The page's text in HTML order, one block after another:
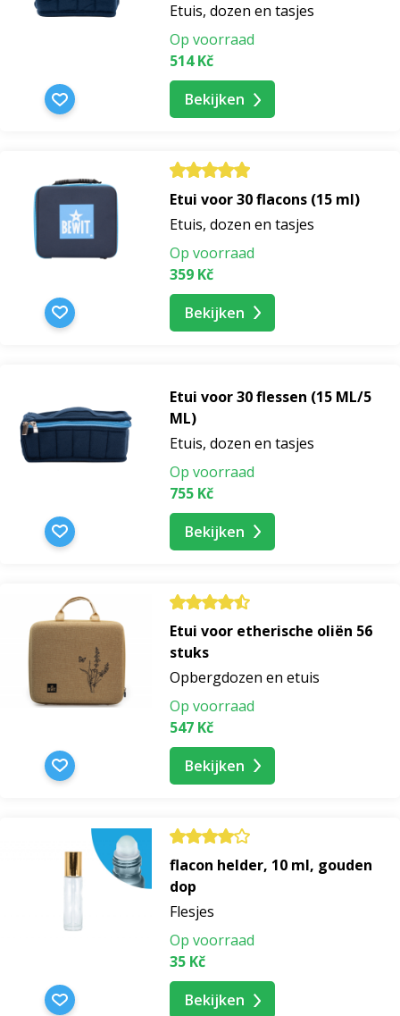
Etuis, dozen en tasjes
Op voorraad
514 Kč
Bekijken
Etui voor 30 flacons (15 ml)
Etuis, dozen en tasjes
Op voorraad
359 Kč
Bekijken
Etui voor 30 flessen (15 ML/5
ML)
Etuis, dozen en tasjes
Op voorraad
755 Kč
Bekijken
Etui voor etherische oliën 56
stuks
Opbergdozen en etuis
Op voorraad
547 Kč
Bekijken
flacon helder, 10 ml, gouden
dop
Flesjes
Op voorraad
35 Kč
Bekijken